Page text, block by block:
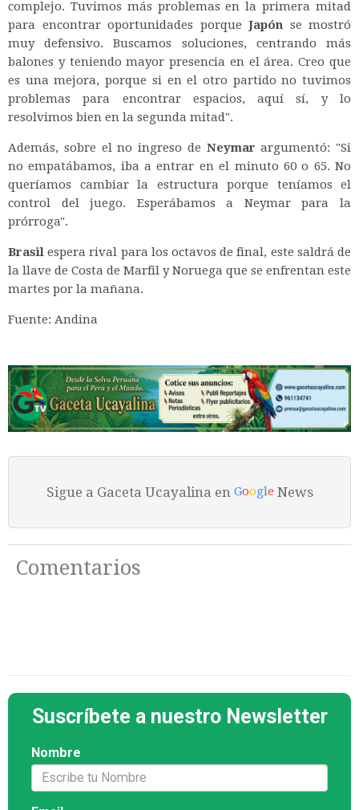
complejo. Tuvimos más problemas en la primera mitad
para encontrar oportunidades porque Japón se mostró
muy defensivo. Buscamos soluciones, centrando más
balones y teniendo mayor presencia en el área. Creo que
es una mejora, porque si en el otro partido no tuvimos
problemas para encontrar espacios, aquí sí, y lo
resolvimos bien en la segunda mitad".
Además, sobre el no ingreso de Neymarargumentó: "Si
no empatábamos, iba a entrar en el minuto 60 o 65. No
queríamos cambiar la estructura porque teníamos el
control del juego. Esperábamos a Neymar para la
prórroga".
Brasil espera rival para los octavos de final, este saldrá de
la llave de Costa de Marfil y Noruega que se enfrentan este
martes por la mañana.
Fuente: Andina
Sigue a Gaceta Ucayalina en Google News
Comentarios
Suscríbete a nuestro Newsletter
Nombre